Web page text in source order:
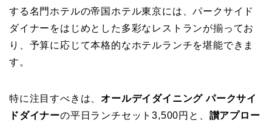
する名門ホテルの帝国ホテル東京には、パークサイド
ダイナーをはじめとした多彩なレストランが揃ってお
り、予算に応じて本格的なホテルランチを堪能できま
す。
特に注目すべきは、 オールデイダイニング パークサイ
ドダイナーの平日ランチセット3,500円と、 讃アプロー